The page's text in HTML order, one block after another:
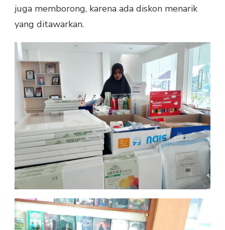
juga memborong, karena ada diskon menarik
yang ditawarkan.